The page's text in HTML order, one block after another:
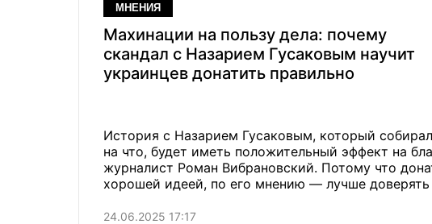
МНЕНИЯ
Махинации на пользу дела: почему
скандал с Назарием Гусаковым научит
украинцев донатить правильно
История с Назарием Гусаковым, который
на что, будет иметь положительный эффект на
журналист Роман Вибрановский. Потому что
хорошей идеей, по его мнению — лучше
24.06.2025 17:17